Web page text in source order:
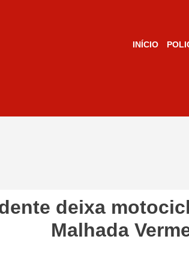
INÍCIO
deixa
Malhada